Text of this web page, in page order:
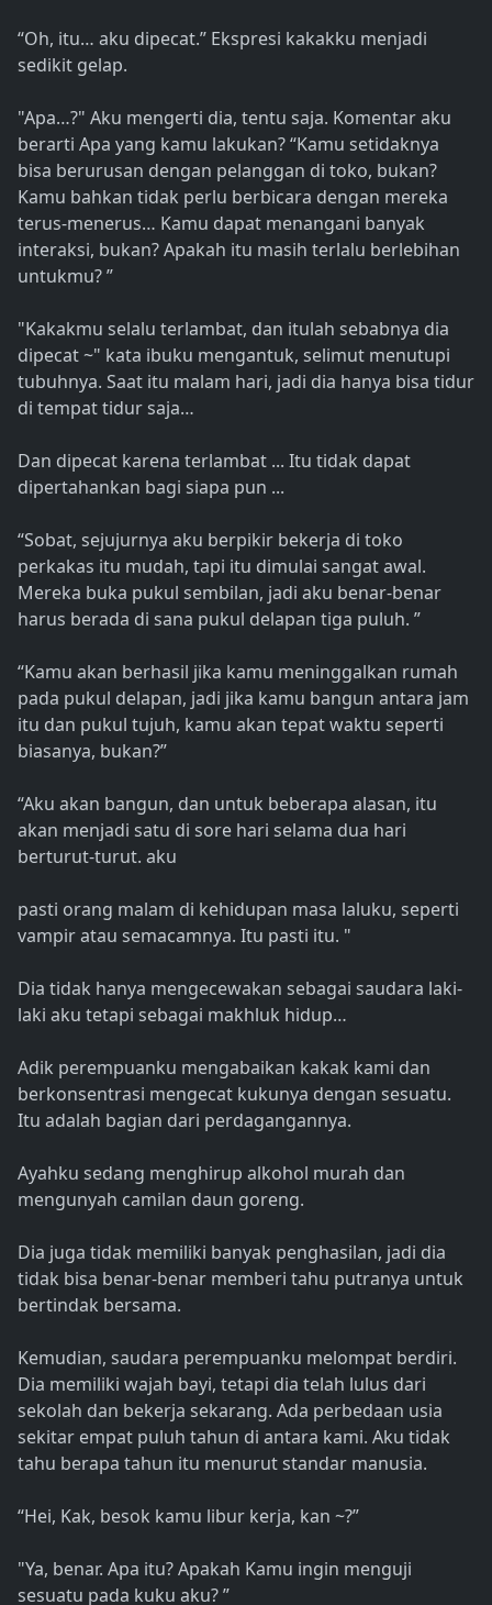
“Oh, itu… aku dipecat.” Ekspresi kakakku menjadi
sedikit gelap.
"Apa…?" Aku mengerti dia, tentu saja. Komentar aku
berarti Apa yang kamu lakukan? “Kamu setidaknya
bisa berurusan dengan pelanggan di toko, bukan?
Kamu bahkan tidak perlu berbicara dengan mereka
terus-menerus… Kamu dapat menangani banyak
interaksi, bukan? Apakah itu masih terlalu berlebihan
untukmu? ”
"Kakakmu selalu terlambat, dan itulah sebabnya dia
dipecat ~" kata ibuku mengantuk, selimut menutupi
tubuhnya. Saat itu malam hari, jadi dia hanya bisa tidur
di tempat tidur saja…
Dan dipecat karena terlambat ... Itu tidak dapat
dipertahankan bagi siapa pun ...
“Sobat, sejujurnya aku berpikir bekerja di toko
perkakas itu mudah, tapi itu dimulai sangat awal.
Mereka buka pukul sembilan, jadi aku benar-benar
harus berada di sana pukul delapan tiga puluh. ”
“Kamu akan berhasil jika kamu meninggalkan rumah
pada pukul delapan, jadi jika kamu bangun antara jam
itu dan pukul tujuh, kamu akan tepat waktu seperti
biasanya, bukan?”
“Aku akan bangun, dan untuk beberapa alasan, itu
akan menjadi satu di sore hari selama dua hari
berturut-turut. aku
pasti orang malam di kehidupan masa laluku, seperti
vampir atau semacamnya. Itu pasti itu. "
Dia tidak hanya mengecewakan sebagai saudara laki-
laki aku tetapi sebagai makhluk hidup…
Adik perempuanku mengabaikan kakak kami dan
berkonsentrasi mengecat kukunya dengan sesuatu.
Itu adalah bagian dari perdagangannya.
Ayahku sedang menghirup alkohol murah dan
mengunyah camilan daun goreng.
Dia juga tidak memiliki banyak penghasilan, jadi dia
tidak bisa benar-benar memberi tahu putranya untuk
bertindak bersama.
Kemudian, saudara perempuanku melompat berdiri.
Dia memiliki wajah bayi, tetapi dia telah lulus dari
sekolah dan bekerja sekarang. Ada perbedaan usia
sekitar empat puluh tahun di antara kami. Aku tidak
tahu berapa tahun itu menurut standar manusia.
“Hei, Kak, besok kamu libur kerja, kan ~?”
"Ya, benar. Apa itu? Apakah Kamu ingin menguji
sesuatu pada kuku aku? ”